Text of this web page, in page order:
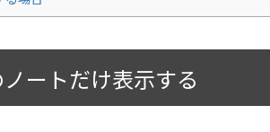
ートだけ表示する